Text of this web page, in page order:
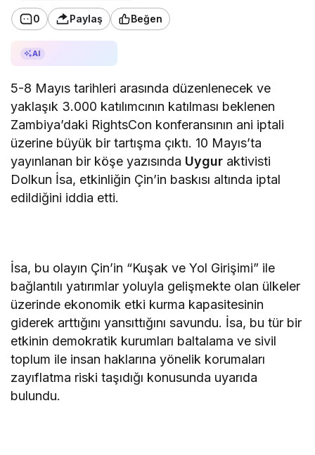
0 Paylaş Beğen
AI
5-8 Mayıs tarihleri arasında düzenlenecek ve
yaklaşık 3.000 katılımcının katılması beklenen
Zambiya’daki RightsCon konferansının ani iptali
üzerine büyük bir tartışma çıktı. 10 Mayıs’ta
yayınlanan bir köşe yazısında Uygur aktivisti
Dolkun İsa, etkinliğin Çin’in baskısı altında iptal
edildiğini iddia etti.
İsa, bu olayın Çin’in “Kuşak ve Yol Girişimi” ile
bağlantılı yatırımlar yoluyla gelişmekte olan ülkeler
üzerinde ekonomik etki kurma kapasitesinin
giderek arttığını yansıttığını savundu. İsa, bu tür bir
etkinin demokratik kurumları baltalama ve sivil
toplum ile insan haklarına yönelik korumaları
zayıflatma riski taşıdığı konusunda uyarıda
bulundu.